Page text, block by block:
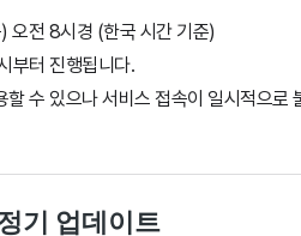
전 8시경 (한국 시간 기준)
부터 진행됩니다.
수 있으나 서비스 접속이 일시적으로